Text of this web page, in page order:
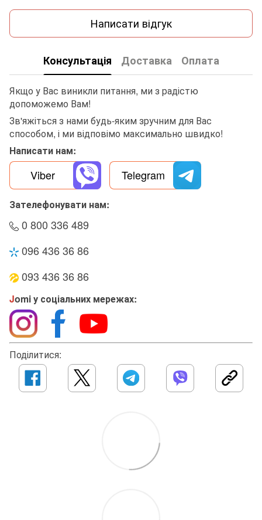
Написати відгук
Консультація Доставка Оплата
Якщо у Вас виникли питання, ми з радістю
допоможемо Вам!
Зв'яжіться з нами будь-яким зручним для Вас
способом, і ми відповімо максимально швидко!
Написати нам:
Viber Telegram
Зателефонувати нам:
0 800 336 489
096 436 36 86
093 436 36 86
Jomi у соціальних мережах:
Поділитися: